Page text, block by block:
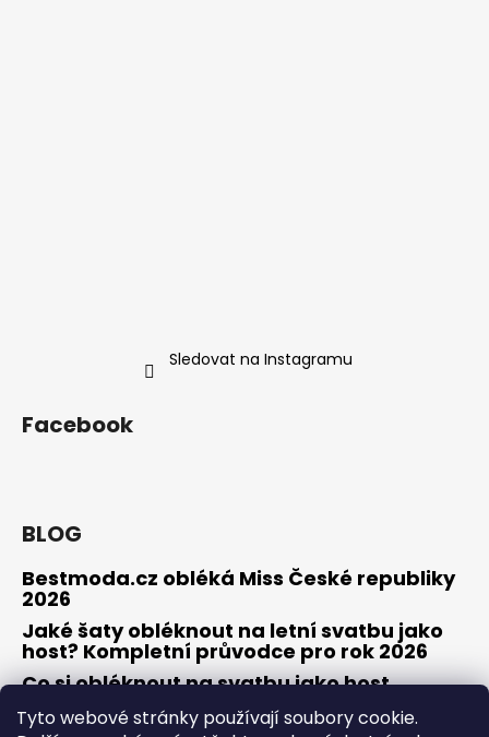
Tyto webové stránky používají soubory cookie.
Sledovat na Instagramu
Facebook
BLOG
Bestmoda.cz obléká Miss České republiky
2026
Jaké šaty obléknout na letní svatbu jako
host? Kompletní průvodce pro rok 2026
Co si obléknout na svatbu jako host